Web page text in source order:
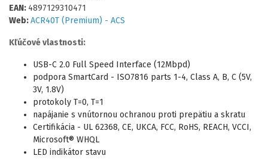
EAN: 4897129310471
Web:ACR40T (Premium) - ACS
Kľúčové vlastnosti:
USB-C 2.0 Full Speed Interface (12Mbpd)
podpora SmartCard - ISO7816 parts 1-4, Class A, B, C (5V,
3V, 1.8V)
protokoly T=0, T=1
napájanie s vnútornou ochranou proti prepätiu a skratu
Certifikácia - UL 62368, CE, UKCA, FCC, RoHS, REACH, VCCI,
Microsoft® WHQL
LED indikátor stavu